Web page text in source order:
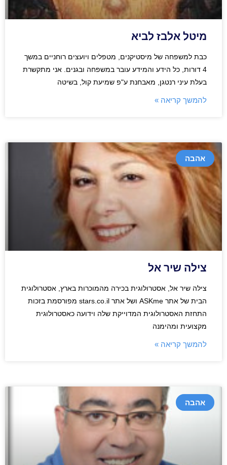
מיטל אלבז לביא
כבת למשפחה של מיסטיקנים, מטפלים ויועצים רוחניים במשך
4 דורות, כל הידע והמידע עובר במשפחה ובגנים. אני מתקשרת
בעלת עיני רנטגן, מאבחנת ע"פ שמיעת קול, בשיטה
להמשך קריאה »
אהבה
צילה שיר אל
צילה שיר אל, אסטרולוגית בכירה מהמוכרות בארץ, אסטרולוגית
הבית של אתר ASKme ושל אתר stars.co.il מפורסמת בזכות
התחזת האסטרולוגית המדוייקת שלה וידועה כאסטרולוגית
מקצועית ומהימנה
להמשך קריאה »
אהבה